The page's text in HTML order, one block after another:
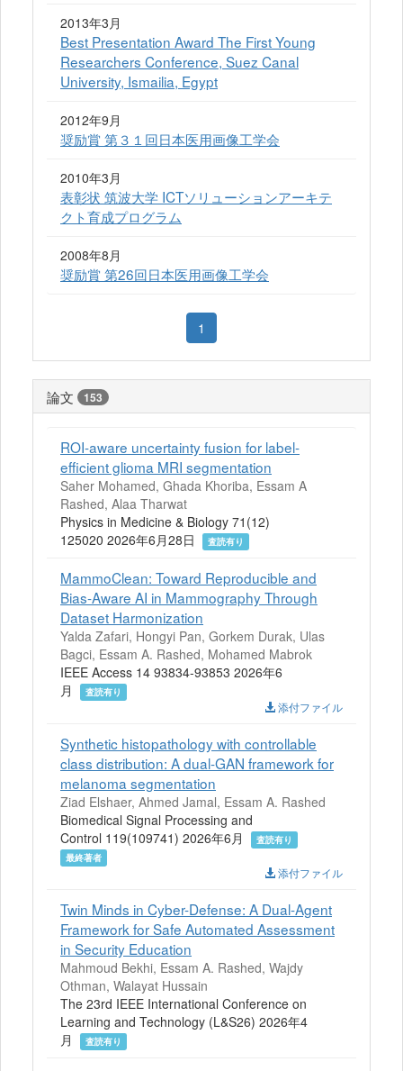
2013年3月
Best Presentation Award The First Young
Researchers Conference, Suez Canal
University, Ismailia, Egypt
2012年9月
奨励賞 第３１回日本医用画像工学会
2010年3月
表彰状 筑波大学 ICTソリューションアーキテ
クト育成プログラム
2008年8月
奨励賞 第26回日本医用画像工学会
1
論文 153
ROI-aware uncertainty fusion for label-
efficient glioma MRI segmentation
Saher Mohamed, Ghada Khoriba, Essam A
Rashed, Alaa Tharwat
Physics in Medicine & Biology 71(12)
125020 2026年6月28日
査読有り
MammoClean: Toward Reproducible and
Bias-Aware AI in Mammography Through
Dataset Harmonization
Yalda Zafari, Hongyi Pan, Gorkem Durak, Ulas
Bagci, Essam A. Rashed, Mohamed Mabrok
IEEE Access 14 93834-93853 2026年6
月
査読有り
添付ファイル
Synthetic histopathology with controllable
class distribution: A dual-GAN framework for
melanoma segmentation
Ziad Elshaer, Ahmed Jamal, Essam A. Rashed
Biomedical Signal Processing and
Control 119(109741) 2026年6月
査読有り
最終著者
添付ファイル
Twin Minds in Cyber-Defense: A Dual-Agent
Framework for Safe Automated Assessment
in Security Education
Mahmoud Bekhi, Essam A. Rashed, Wajdy
Othman, Walayat Hussain
The 23rd IEEE International Conference on
Learning and Technology (L&S26) 2026年4
月
査読有り